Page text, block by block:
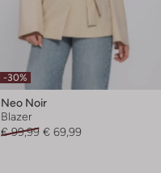
-30%
Neo Noir
Blazer
€ 99,99 € 69,99